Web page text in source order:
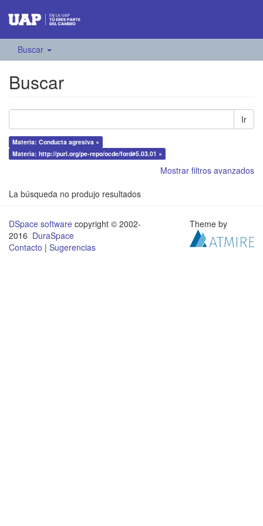
Buscar
Buscar
Ir
Materia: Conducta agresiva ×
Materia: http://purl.org/pe-repo/ocde/ford#5.03.01 ×
Mostrar filtros avanzados
La búsqueda no produjo resultados
DSpace software copyright © 2002-
2016 DuraSpace
Contacto | Sugerencias
Theme by